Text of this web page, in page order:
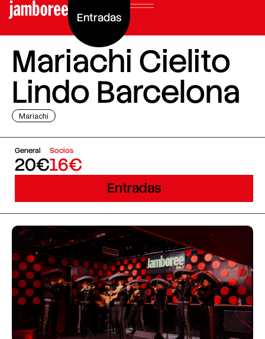
Entradas
Mariachi Cielito
Lindo Barcelona
Mariachi
General
20€
Socios
16€
Entradas